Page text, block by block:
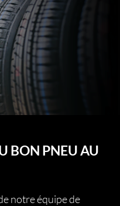
BON PNEU AU
notre équipe de